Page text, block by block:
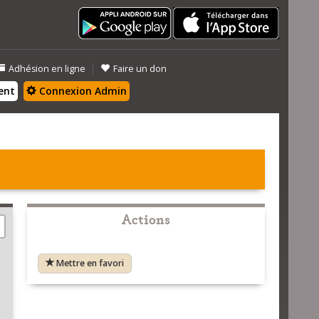
Adhésion en ligne | Faire un don
Connexion Admin
Actions
Mettre en favori